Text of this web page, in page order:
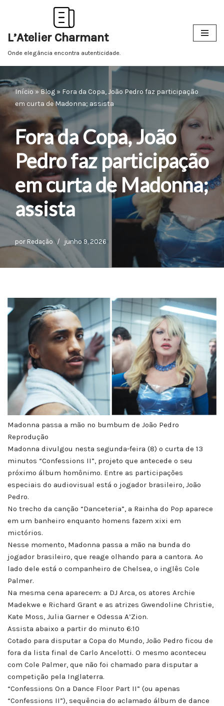
para
o
L’Atelier Charmant
Onde elegância encontra autenticidade.
Início »Blog » Fora da Copa, João Pedro faz participação
em curta de Madonna; assista
Fora da Copa, João
Pedro faz participação
em curta de Madonna;
assista
por Redação junho 9, 2026
Madonna passa a mão no bumbum de João Pedro
Reprodução
Madonna divulgou nesta segunda-feira (8) o curta de 13
minutos “Confessions II”, projeto que antecede o seu
próximo álbum homônimo. Entre as participações
especiais do audiovisual está o jogador brasileiro, João
Pedro.
No trecho da canção “Danceteria”, a Rainha do Pop aparece
em um banheiro enquanto homens fazem xixi em
mictórios.
Nesse momento, Madonna passa a mão na bunda do
jogador brasileiro, que reage olhando para a cantora. Ao
lado dele está o companheiro de Chelsea, o inglês Cole
Palmer.
Na mesma cena aparecem: a DJ Arca, os atores Archie
Madekwe e Richard Grant e as atrizes Gwendoline Christie,
Kate Moss, Julia Garner e Odessa A’Zion.
Assista abaixo a partir do minuto 6:10
Cotado para disputar a Copa do Mundo, João Pedro ficou de
fora da lista final de Carlo Ancelotti. O mesmo aconteceu
com Cole Palmer, que não foi chamado para disputar a
competição pela Inglaterra.
“Confessions On a Dance Floor Part II” (ou apenas
“Confessions II”), sequência do aclamado álbum de dance